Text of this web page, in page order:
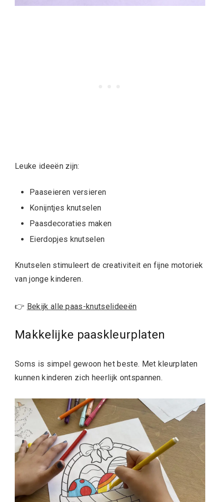
Leuke ideeën zijn:
Paaseieren versieren
Konijntjes knutselen
Paasdecoraties maken
Eierdopjes knutselen
Knutselen stimuleert de creativiteit en fijne motoriek
van jonge kinderen.
👉 Bekijk alle paas-knutselideeën
Makkelijke paaskleurplaten
Soms is simpel gewoon het beste. Met kleurplaten
kunnen kinderen zich heerlijk ontspannen.